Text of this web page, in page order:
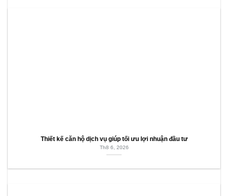
Thiết kế căn hộ dịch vụ giúp tối ưu lợi nhuận đầu tư
Th8 6, 2026